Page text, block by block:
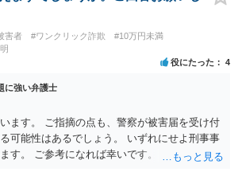
害者 #ワンクリック詐欺
#10万円未満
役にたった 4
に強い弁護士
ます。 ご指摘の点も、警察が被害届を受け付
可能性はあるでしょう。 いずれにせよ刑事事
す。 ご参考になれば幸いです。